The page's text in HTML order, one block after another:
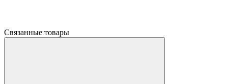
Связанные товары